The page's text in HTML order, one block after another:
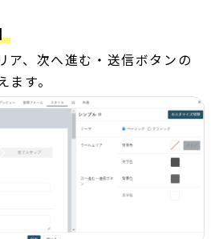
ア、次へ進む・送信ボタンの
す。